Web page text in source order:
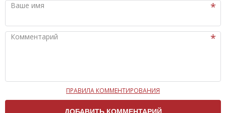
Ваше имя
Комментарий
Чтобы ваш комментарий был опубликован на сайте,
вам нужно придерживаться следующих правил:
ПРАВИЛА КОММЕНТИРОВАНИЯ